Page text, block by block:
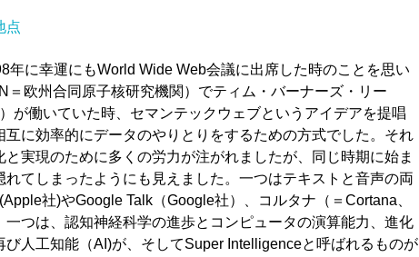
点
年に幸運にもWorld Wide Web会議に出席した時のことを思い
＝欧州合同原子核研究機関）でティム・バーナーズ・リー
が働いていた時、セマンテックウェブというアイデアを提唱
互に効率的にデータのやりとりをするための方式でした。それ
実現のために多くの労力が注がれましたが、同じ時期に始ま
てしまったようにも見えました。一つはテキストと音声の両
社)やGoogle Talk（Google社）、コルタナ（＝Cortana、
一つは、認知神経科学の進歩とコンピュータの演算能力、進化
び人工知能（AI)が、そしてSuper Intelligenceと呼ばれるものが